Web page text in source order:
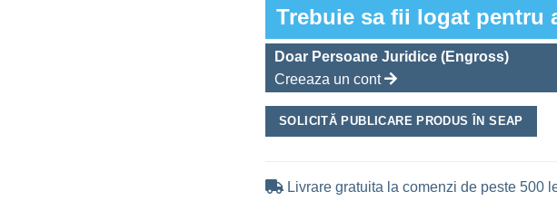
Trebuie sa fii logat pentru
Doar Persoane Juridice (Engross)
Creeaza un cont
SOLICITĂ PUBLICARE PRODUS ÎN SEAP
Livrare gratuita la comenzi de peste 500